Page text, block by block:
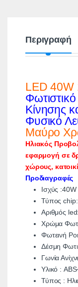
Περιγραφή
LED 40W
Κίνησης
Φυσικό
Μαύρο
Ηλιακός
εφαρμογή σε
χώρους,
Προδιαγραφές
Ισχύς :40W
Τύπος
Αριθμός
Χρώμα
Φωτεινή
Δέσμη
Γωνία
Υλικό :
Τύπος :